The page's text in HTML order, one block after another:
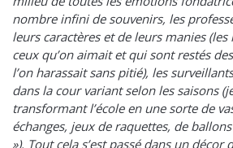
nombre infini de souvenirs, les
leurs caractères et de leurs manies
ceux qu’on aimait et qui sont restés
l’on harassait sans pitié), les
dans la cour variant selon les saisons
transformant l’école en une sorte de
échanges, jeux de raquettes, de
»). Tout cela s’est passé dans un décor